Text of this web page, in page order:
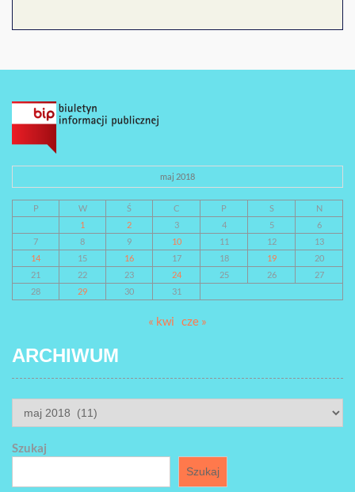
maj 2018
P W Ś C P S
N
1
2 3 4 5
6
7
8 9 10 11 12
13
14
15 16 17 18 19
20
21
22 23 24 25 26
27
28
29 30 31
« kwi cze »
ARCHIWUM
ARCHIWUM
Szukaj
Szukaj